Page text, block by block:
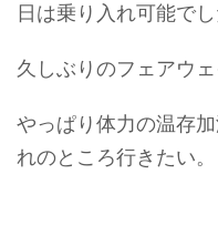
日は乗り入れ可能でし
久しぶりのフェアウ
やっぱり体力の温存
れのところ行きたい。